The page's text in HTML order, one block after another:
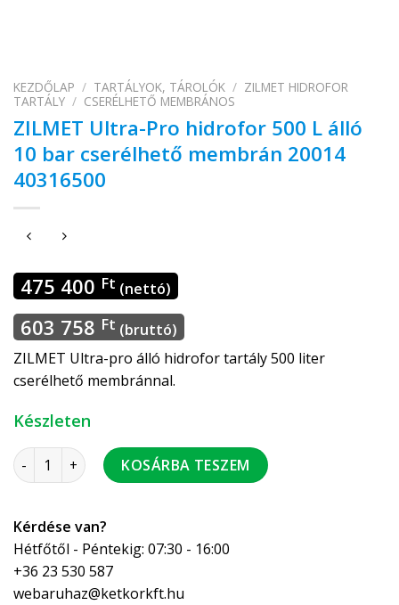
KEZDŐLAP / TARTÁLYOK, TÁROLÓK / ZILMET HIDROFOR
TARTÁLY / CSERÉLHETŐ MEMBRÁNOS
ZILMET Ultra-Pro hidrofor 500 L álló
10 bar cserélhető membrán 20014
40316500
475 400 Ft (nettó)
603 758 Ft (bruttó)
ZILMET Ultra-pro álló hidrofor tartály 500 liter
cserélhető membránnal.
Készleten
ZILMET Ultra-Pro hidrofor 500 L álló 10 bar cserélhető
KOSÁRBA TESZEM
Kérdése van?
Hétfőtől - Péntekig: 07:30 - 16:00
+36 23 530 587
webaruhaz@ketkorkft.hu